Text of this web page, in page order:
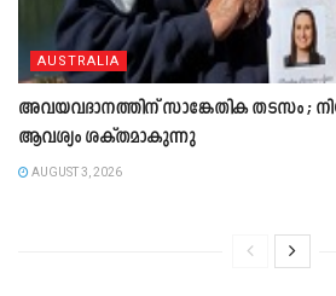
AUSTRALIA
അവയവദാനത്തിന് സാങ്കേതിക തടസം ;
ആവശ്യം ശക്തമാകുന്നു
AUGUST 3, 2026